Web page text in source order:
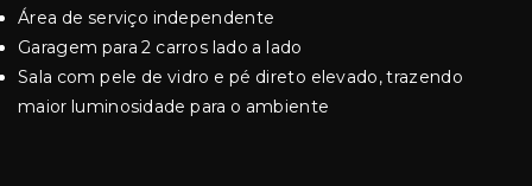
Área de serviço independente
Garagem para 2 carros lado a lado
Sala com pele de vidro e pé direto elevado, trazendo
maior luminosidade para o ambiente